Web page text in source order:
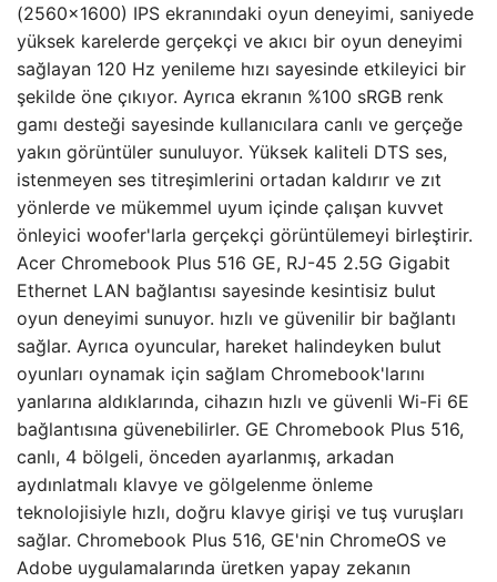
(2560×1600) IPS ekranındaki oyun deneyimi, saniyede
yüksek karelerde gerçekçi ve akıcı bir oyun deneyimi
sağlayan 120 Hz yenileme hızı sayesinde etkileyici bir
şekilde öne çıkıyor. Ayrıca ekranın %100 sRGB renk
gamı ​​desteği sayesinde kullanıcılara canlı ve gerçeğe
yakın görüntüler sunuluyor. Yüksek kaliteli DTS ses,
istenmeyen ses titreşimlerini ortadan kaldırır ve zıt
yönlerde ve mükemmel uyum içinde çalışan kuvvet
önleyici woofer'larla gerçekçi görüntülemeyi birleştirir.
Acer Chromebook Plus 516 GE, RJ-45 2.5G Gigabit
Ethernet LAN bağlantısı sayesinde kesintisiz bulut
oyun deneyimi sunuyor. hızlı ve güvenilir bir bağlantı
sağlar. Ayrıca oyuncular, hareket halindeyken bulut
oyunları oynamak için sağlam Chromebook'larını
yanlarına aldıklarında, cihazın hızlı ve güvenli Wi-Fi 6E
bağlantısına güvenebilirler. GE Chromebook Plus 516,
canlı, 4 bölgeli, önceden ayarlanmış, arkadan
aydınlatmalı klavye ve gölgelenme önleme
teknolojisiyle hızlı, doğru klavye girişi ve tuş vuruşları
sağlar. Chromebook Plus 516, GE'nin ChromeOS ve
Adobe uygulamalarında üretken yapay zekanın